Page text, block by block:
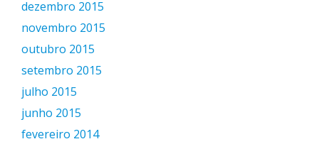
dezembro 2015
novembro 2015
outubro 2015
setembro 2015
julho 2015
junho 2015
fevereiro 2014